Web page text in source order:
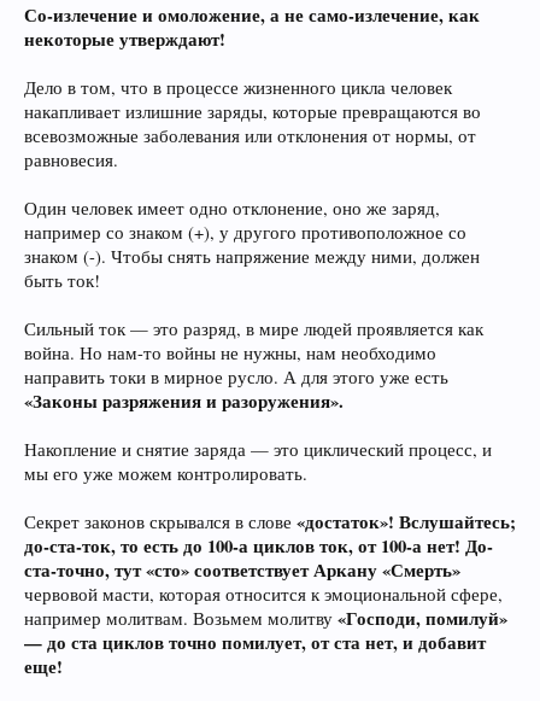
Со-излечение и омоложение, а не само-излечение, как
некоторые утверждают!
Дело в том, что в процессе жизненного цикла человек
накапливает излишние заряды, которые превращаются во
всевозможные заболевания или отклонения от нормы, от
равновесия.
Один человек имеет одно отклонение, оно же заряд,
например со знаком (+), у другого противоположное со
знаком (-). Чтобы снять напряжение между ними, должен
быть ток!
Сильный ток — это разряд, в мире людей проявляется как
война. Но нам-то войны не нужны, нам необходимо
направить токи в мирное русло. А для этого уже есть
«Законы разряжения и разоружения».
Накопление и снятие заряда — это циклический процесс, и
мы его уже можем контролировать.
Секрет законов скрывался в слове «достаток»! Вслушайтесь;
до-ста-ток, то есть до 100-а циклов ток, от 100-а нет! До-
ста-точно, тут «сто» соответствует Аркану «Смерть»
червовой масти, которая относится к эмоциональной сфере,
например молитвам. Возьмем молитву «Господи, помилуй»
— до ста циклов точно помилует, от ста нет, и добавит
еще!